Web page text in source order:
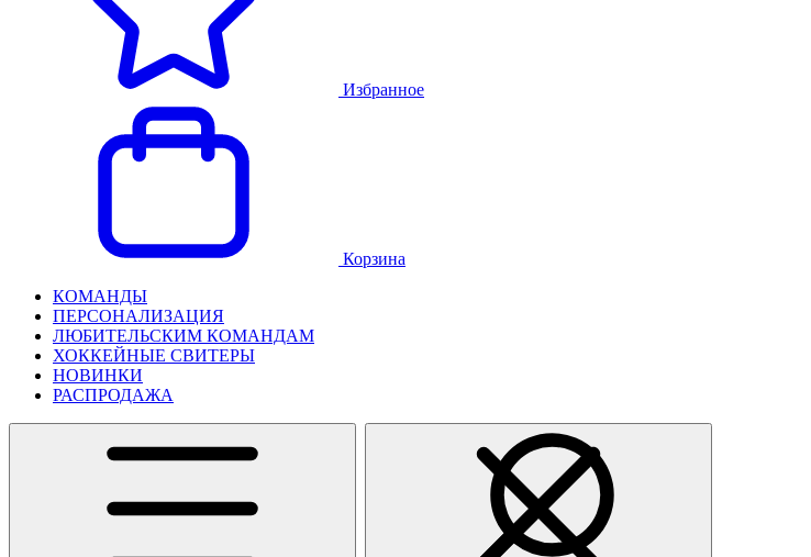
Избранное
Корзина
КОМАНДЫ
ПЕРСОНАЛИЗАЦИЯ
ЛЮБИТЕЛЬСКИМ КОМАНДАМ
ХОККЕЙНЫЕ СВИТЕРЫ
НОВИНКИ
РАСПРОДАЖА